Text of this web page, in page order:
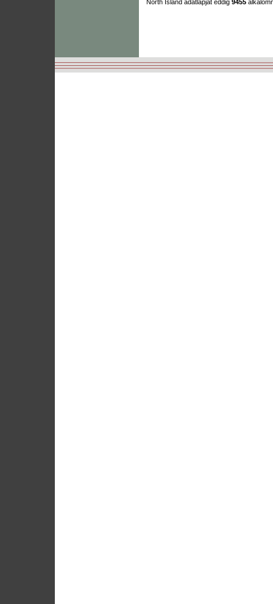
North Island adatlapját eddig 9455